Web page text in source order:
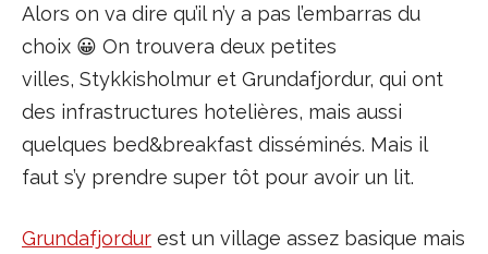
Alors on va dire qu’il n’y a pas l’embarras du
choix 😀 On trouvera deux petites
villes, Stykkisholmur et Grundafjordur, qui ont
des infrastructures hotelières, mais aussi
quelques bed&breakfast disséminés. Mais il
faut s’y prendre super tôt pour avoir un lit.
Grundafjordur est un village assez basique mais